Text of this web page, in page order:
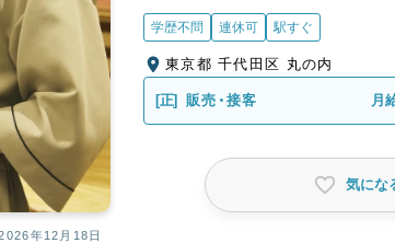
学歴不問 連休可 駅すぐ
東京都 千代田区 丸の内
[正] 販売・接客 月
気にな
年12月18日